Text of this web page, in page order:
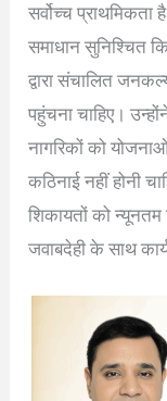
सर्वोच्च
समाधान सुनिश्चित
द्वारा संचालित
पहुंचना चाहिए।
नागरिकों को
कठिनाई नहीं होनी
शिकायतों को
जवाबदेही के साथ